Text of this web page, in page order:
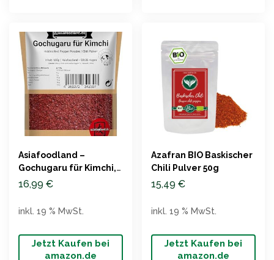
Asiafoodland –
Gochugaru für Kimchi,
Chili Pulver, 500g
16,99 €
Jetzt Kaufen bei
amazon.de
inkl. 19 % MwSt.
Azafran BIO Baskischer
Chili Pulver 50g
15,49 €
Jetzt Kaufen bei
amazon.de
inkl. 19 % MwSt.